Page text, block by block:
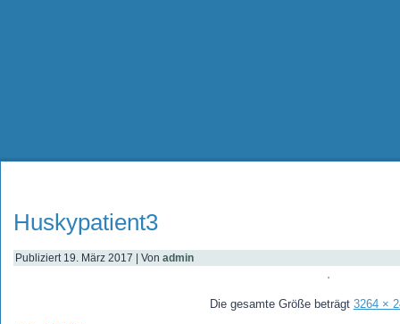
Huskypatient3
Publiziert 19. März 2017 Von admin
Die gesamte Größe beträgt 3264 ×